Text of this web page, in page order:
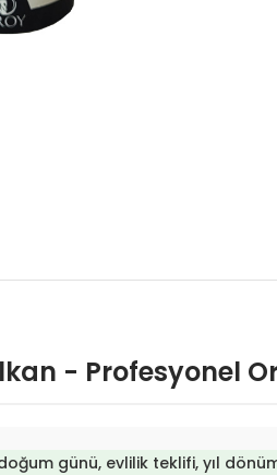
- Profesyonel
günü, evlilik teklifi, yıl